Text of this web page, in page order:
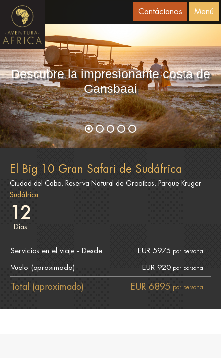
Descubre la impresionante costa de
Gansbaai
Contáctanos Menú
El Big 10 Gran Safari de Sudáfrica
Ciudad del Cabo, Reserva Natural de Grootbos, Parque Kruger
Sudáfrica
12
Días
Servicios en el viaje - Desde EUR 5975 por persona
Vuelo (aproximado) EUR 920 por persona
Total (aproximado) EUR 6895 por persona